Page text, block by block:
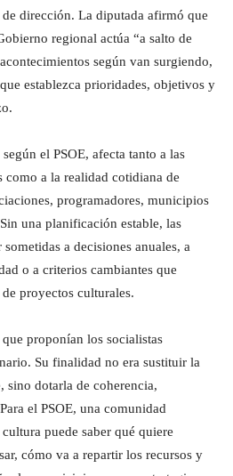
dirección. La diputada afirmó que
regional actúa “a salto de
según van surgiendo,
establezca prioridades, objetivos y
el PSOE, afecta tanto a las
como a la realidad cotidiana de
programadores, municipios
una planificación estable, las
a decisiones anuales, a
o a criterios cambiantes que
proyectos culturales.
proponían los socialistas
Su finalidad no era sustituir la
sino dotarla de coherencia,
el PSOE, una comunidad
puede saber qué quiere
cómo va a repartir los recursos y